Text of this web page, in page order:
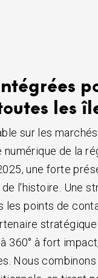
les
sur les
numérique de la
une forte
l'histoire. Une
points de
360° à fort
Nous